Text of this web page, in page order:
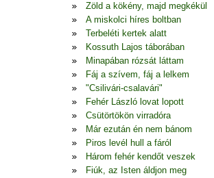
Zöld a kökény, majd megkékül
A miskolci híres boltban
Terbeléti kertek alatt
Kossuth Lajos táborában
Minapában rózsát láttam
Fáj a szívem, fáj a lelkem
"Csilivári-csalavári"
Fehér László lovat lopott
Csütörtökön virradóra
Már ezután én nem bánom
Piros levél hull a fáról
Három fehér kendőt veszek
Fiúk, az Isten áldjon meg